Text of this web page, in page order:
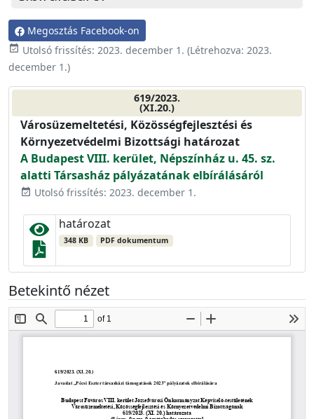
Megosztás Facebook-on
event_available Utolsó frissítés: 2023. december 1. (Létrehozva: 2023.
december 1.)
619/2023.
(XI.20.)
Városüzemeltetési, Közösségfejlesztési és
Környezetvédelmi Bizottsági határozat
A Budapest VIII. kerület, Népszínház u. 45. sz.
alatti Társasház pályázatának elbírálásáról
event_available Utolsó frissítés: 2023. december 1.
határozat
348 KB PDF dokumentum
Betekintő nézet